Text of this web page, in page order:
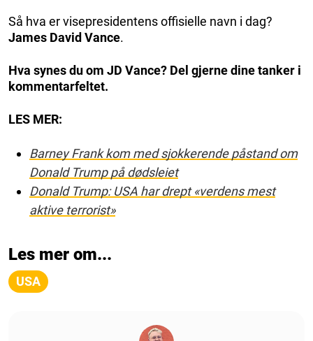
Så hva er visepresidentens offisielle navn i dag?
James David Vance.
Hva synes du om JD Vance? Del gjerne dine tanker i
kommentarfeltet.
LES MER:
Barney Frank kom med sjokkerende påstand om
Donald Trump på dødsleiet
Donald Trump: USA har drept «verdens mest
aktive terrorist»
Les mer om...
USA